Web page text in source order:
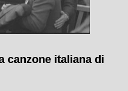
canzone italiana di